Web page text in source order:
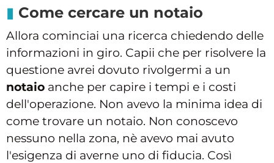
Come cercare un notaio
Allora cominciai una ricerca chiedendo delle
informazioni in giro. Capii che per risolvere la
questione avrei dovuto rivolgermi a un
notaio anche per capire i tempi e i costi
dell'operazione. Non avevo la minima idea di
come trovare un notaio. Non conoscevo
nessuno nella zona, nè avevo mai avuto
l'esigenza di averne uno di fiducia. Così